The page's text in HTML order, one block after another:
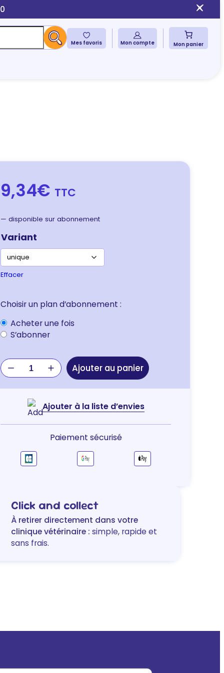
Mes favoris Mon compte Mon panier
9,34€ TTC
— disponible sur abonnement
Variant
Effacer
Choisir un plan d’abonnement :
Choisir
un
d’achat
Acheter une fois
S’abonner
quantité
de
JOUET
PELUCHE
SHAGGY
Ajouter au panier
Ajouter à la liste d’envies
Paiement sécurisé
Click and collect
À retirer directement dans votre
clinique vétérinaire : simple, rapide et
sans frais.